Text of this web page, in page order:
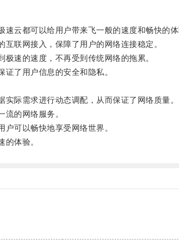
云都可以给用户带来飞一般的速度和畅快的体
联网接入，保障了用户的网络连接稳定。
速的速度，不再受到传统网络的拖累。
了用户信息的安全和隐私。
际需求进行动态调配，从而保证了网络质量。
的网络服务。
可以畅快地享受网络世界。
体验。